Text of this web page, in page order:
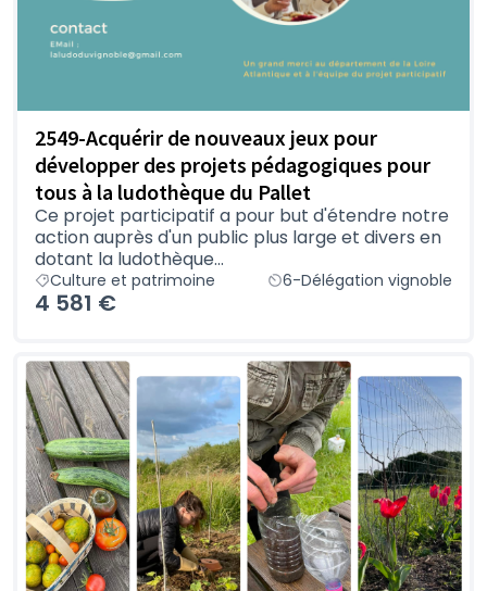
2549-Acquérir de nouveaux jeux pour
développer des projets pédagogiques pour
tous à la ludothèque du Pallet
Ce projet participatif a pour but d'étendre notre
action auprès d'un public plus large et divers en
dotant la ludothèque...
Culture et patrimoine 6-Délégation vignoble
4 581 €